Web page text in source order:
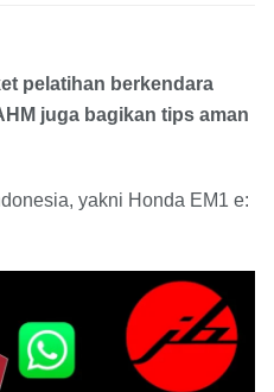
pelatihan berkendara
juga bagikan tips aman
yakni Honda EM1 e: